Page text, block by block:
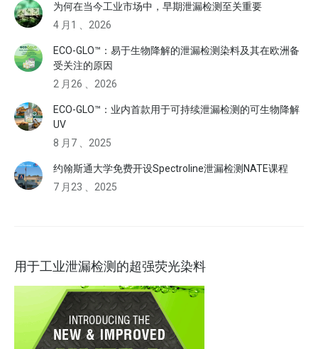
为何在当今工业市场中，早期泄漏检测至关重要
4 月1 、2026
ECO-GLO™：易于生物降解的泄漏检测染料及其在欧洲备
受关注的原因
2 月26 、2026
ECO-GLO™：业内首款用于可持续泄漏检测的可生物降解
UV
8 月7 、2025
约翰斯通大学免费开设Spectroline泄漏检测NATE课程
7 月23 、2025
用于工业泄漏检测的超强荧光染料